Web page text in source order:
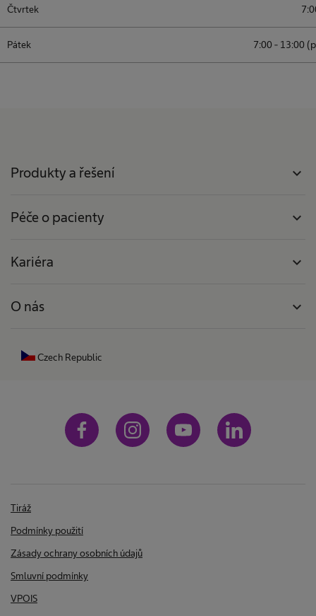
Čtvrtek
Pátek 7:00 - 13:00
Produkty a řešení expand_more
Péče o pacienty expand_more
Kariéra expand_more
O nás expand_more
Czech Republic
Tiráž
Podmínky použití
Zásady ochrany osobních údajů
Smluvní podmínky
VPOIS